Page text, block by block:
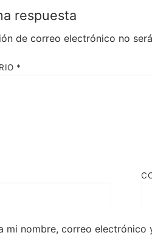
respuesta
de correo electrónico no
*
mi nombre, correo